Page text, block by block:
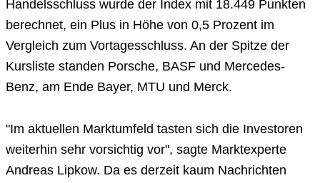
Handelsschluss wurde der Index mit 18.449 Punkten
berechnet, ein Plus in Höhe von 0,5 Prozent im
Vergleich zum Vortagesschluss. An der Spitze der
Kursliste standen Porsche, BASF und Mercedes-
Benz, am Ende Bayer, MTU und Merck.
"Im aktuellen Marktumfeld tasten sich die Investoren
weiterhin sehr vorsichtig vor", sagte Marktexperte
Andreas Lipkow. Da es derzeit kaum Nachrichten